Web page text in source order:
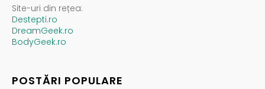
Site-uri din rețea:
Destepti.ro
DreamGeek.ro
BodyGeek.ro
POSTĂRI POPULARE